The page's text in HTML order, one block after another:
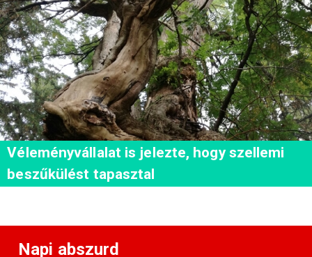
Véleményvállalat is jelezte, hogy szellemi
beszűkülést tapasztal
Napi abszurd